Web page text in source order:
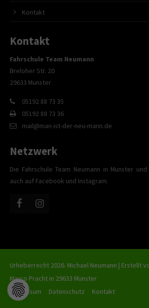
Kontakt
Kontakt
Fahrschule Team Neumann
Breloher Str. 20
29633 Munster
05192 88 73 35
05192 88 73 36
mail@man-ist-der-neu-mann.de
Netzwerk
Die Fahrschule Team Neumann in Munster
auch auf Facebook und Instagram.
Urheberrecht 2026. Michael Neumann | Erstellt
Marco Pracht in 29633 Munster
Impressum
Datenschutz Kontakt